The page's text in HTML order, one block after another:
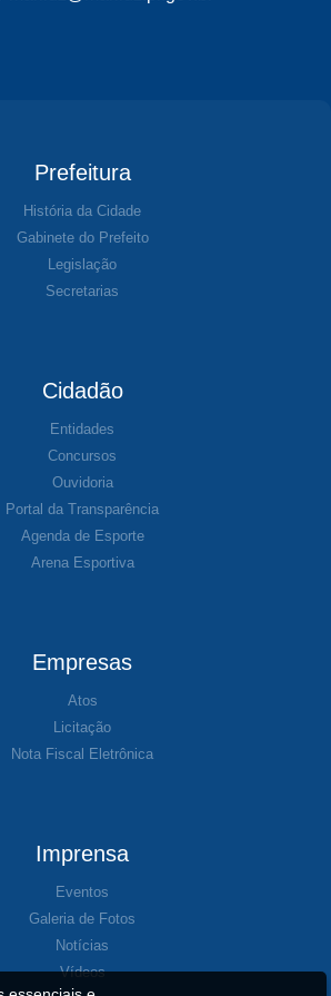
Prefeitura
História da Cidade
Gabinete do Prefeito
Legislação
Secretarias
Cidadão
Entidades
Concursos
Ouvidoria
Portal da Transparência
Agenda de Esporte
Arena Esportiva
Empresas
Atos
Licitação
Nota Fiscal Eletrônica
Imprensa
Eventos
Galeria de Fotos
Notícias
Vídeos